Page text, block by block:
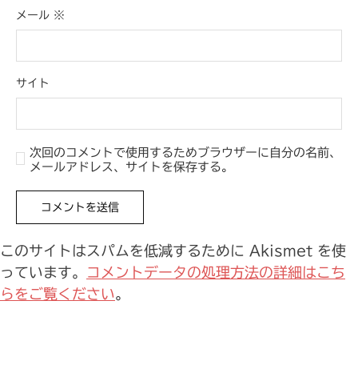
メール ※
サイト
次回のコメントで使用するためブラウザーに自分の名前、
メールアドレス、サイトを保存する。
このサイトはスパムを低減するために Akismet を使
っています。
コメントデータの処理方法の詳細はこち
らをご覧ください。